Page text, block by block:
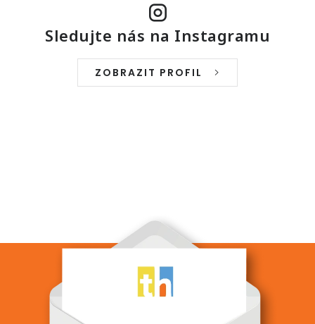
Sledujte nás na Instagramu
ZOBRAZIT PROFIL